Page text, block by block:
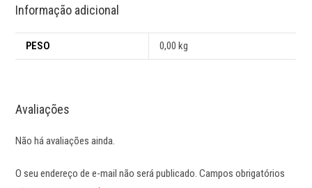
Informação adicional
PESO 0,00 kg
Avaliações
Não há avaliações ainda.
O seu endereço de e-mail não será publicado. Campos obrigatórios